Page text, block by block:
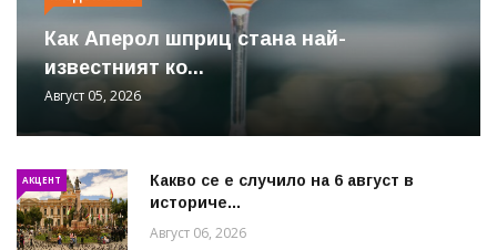
Как Аперол шприц стана най-
известният ко...
Август 05, 2026
АКЦЕНТ
Какво се е случило на 6 август в
историче...
Август 06, 2026